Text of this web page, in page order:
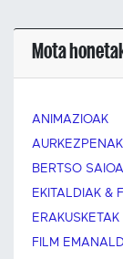
Mota
ANIMAZIOAK
AURKEZPENAK
BERTSO
EKITALDIAK &
ERAKUSKETAK
FILM